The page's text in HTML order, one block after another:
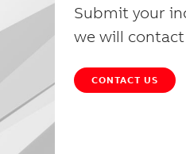
Submit your
we will contact
CONTACT US